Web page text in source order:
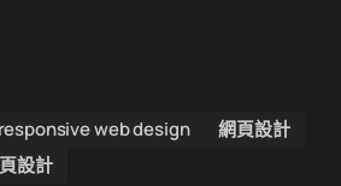
responsive web design
網頁設計
設計